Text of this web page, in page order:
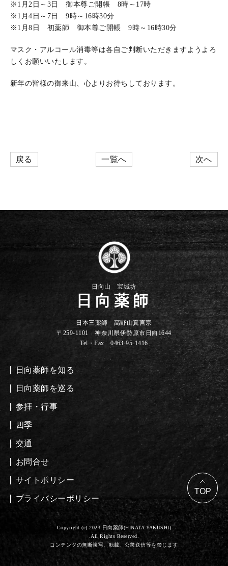
※1月2日～3日 御本尊ご開帳 8時～17時
※1月4日～7日 9時～16時30分
※1月8日 初薬師 御本尊ご開帳 9時～16時30分
マスク・アルコール消毒等は各自ご判断いただきますようよろ
しくお願いいたします。
新年の皆様の御来山、心よりお待ちしております。
戻る 一覧へ 次へ
日向山 宝城坊
日向薬師
日本三薬師 高野山真言宗
〒259-1101 神奈川県伊勢原市日向1644
Tel・Fax 0463-95-1416
日向薬師を知る
日向薬師を巡る
参拝・行事
四季
交通
お問合せ
サイトポリシー
プライバシーポリシー
Copyright (c) 2023 日向薬師(HINATA YAKUSHI)
.All Rights Reserved.
コンテンツの無断複写、転載、公衆送信等を禁じます